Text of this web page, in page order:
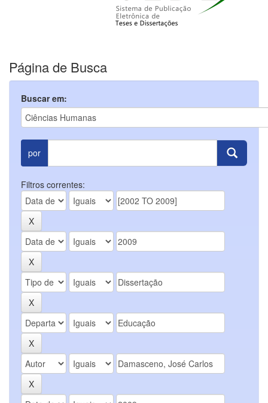
Página de Busca
Buscar em:
por
Filtros correntes: